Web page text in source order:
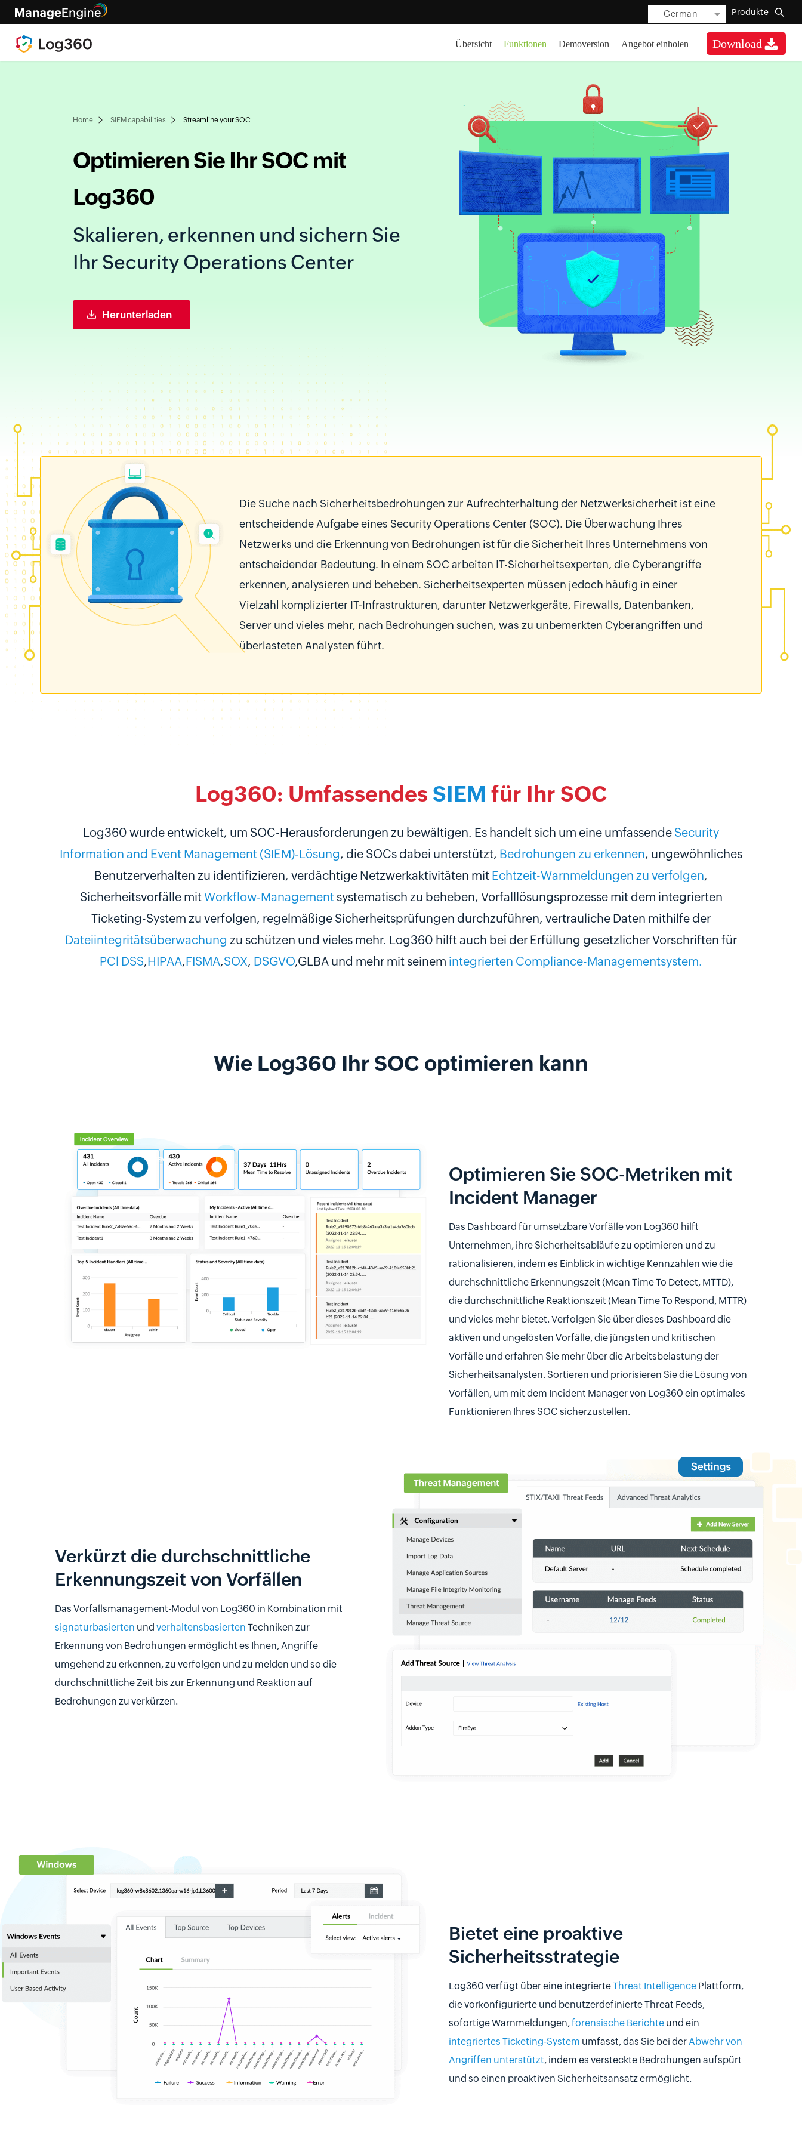
German Produkte
Download
Übersicht Funktionen Demoversion Angebot einholen
Home SIEM capabilities Streamline your SOC
Optimieren Sie Ihr SOC mit
Log360
Skalieren, erkennen und sichern Sie
Ihr Security Operations Center
Herunterladen
Die Suche nach Sicherheitsbedrohungen zur Aufrechterhaltung der Netzwerksicherheit ist eine
entscheidende Aufgabe eines Security Operations Center (SOC). Die Überwachung Ihres
Netzwerks und die Erkennung von Bedrohungen ist für die Sicherheit Ihres Unternehmens von
entscheidender Bedeutung. In einem SOC arbeiten IT-Sicherheitsexperten, die Cyberangriffe
erkennen, analysieren und beheben. Sicherheitsexperten müssen jedoch häufig in einer
Vielzahl komplizierter IT-Infrastrukturen, darunter Netzwerkgeräte, Firewalls, Datenbanken,
Server und vieles mehr, nach Bedrohungen suchen, was zu unbemerkten Cyberangriffen und
überlasteten Analysten führt.
Log360: Umfassendes SIEM für Ihr SOC
Log360 wurde entwickelt, um SOC-Herausforderungen zu bewältigen. Es handelt sich um eine umfassende Security
Information and Event Management (SIEM)-Lösung, die SOCs dabei unterstützt, Bedrohungen zu erkennen, ungewöhnliches
Benutzerverhalten zu identifizieren, verdächtige Netzwerkaktivitäten mit Echtzeit-Warnmeldungen zu verfolgen,
Sicherheitsvorfälle mitWorkflow-Managementsystematisch zu beheben, Vorfalllösungsprozesse mit dem integrierten
Ticketing-System zu verfolgen, regelmäßige Sicherheitsprüfungen durchzuführen, vertrauliche Daten mithilfe der
Dateiintegritätsüberwachung zu schützen und vieles mehr. Log360 hilft auch bei der Erfüllung gesetzlicher Vorschriften für
PCl DSS,HIPAA,FISMA,SOX, DSGVO,GLBA und mehr mit seinem integrierten Compliance-Managementsystem.
Wie Log360 Ihr SOC optimieren kann
Optimieren Sie SOC-Metriken mit
Incident Manager
Das Dashboard für umsetzbare Vorfälle von Log360 hilft
Unternehmen, ihre Sicherheitsabläufe zu optimieren und zu
rationalisieren, indem es Einblick in wichtige Kennzahlen wie die
durchschnittliche Erkennungszeit (Mean Time To Detect, MTTD),
die durchschnittliche Reaktionszeit (Mean Time To Respond, MTTR)
und vieles mehr bietet. Verfolgen Sie über dieses Dashboard die
aktiven und ungelösten Vorfälle, die jüngsten und kritischen
Vorfälle und erfahren Sie mehr über die Arbeitsbelastung der
Sicherheitsanalysten. Sortieren und priorisieren Sie die Lösung von
Vorfällen, um mit dem Incident Manager von Log360 ein optimales
Funktionieren Ihres SOC sicherzustellen.
Verkürzt die durchschnittliche
Erkennungszeit von Vorfällen
Das Vorfallsmanagement-Modul von Log360 in Kombination mit
signaturbasierten und verhaltensbasierten Techniken zur
Erkennung von Bedrohungen ermöglicht es Ihnen, Angriffe
umgehend zu erkennen, zu verfolgen und zu melden und so die
durchschnittliche Zeit bis zur Erkennung und Reaktion auf
Bedrohungen zu verkürzen.
Bietet eine proaktive
Sicherheitsstrategie
Log360 verfügt über eine integrierteThreat Intelligence Plattform,
die vorkonfigurierte und benutzerdefinierte Threat Feeds,
sofortige Warnmeldungen,forensische Berichte und ein
integriertes Ticketing-System umfasst, das Sie bei derAbwehr von
Angriffen unterstützt, indem es versteckte Bedrohungen aufspürt
und so einen proaktiven Sicherheitsansatz ermöglicht.